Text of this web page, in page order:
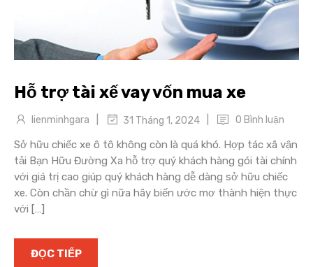
Hỗ trợ tài xế vay vốn mua xe
lienminhgara 31 Tháng 1, 2024 0 Bình luận
Sở hữu chiếc xe ô tô không còn là quá khó. Hợp tác xã vận
tải Bạn Hữu Đường Xa hỗ trợ quý khách hàng gói tài chính
với giá trị cao giúp quý khách hàng dễ dàng sở hữu chiếc
xe. Còn chần chừ gì nữa hãy biến ước mơ thành hiện thực
với […]
ĐỌC TIẾP